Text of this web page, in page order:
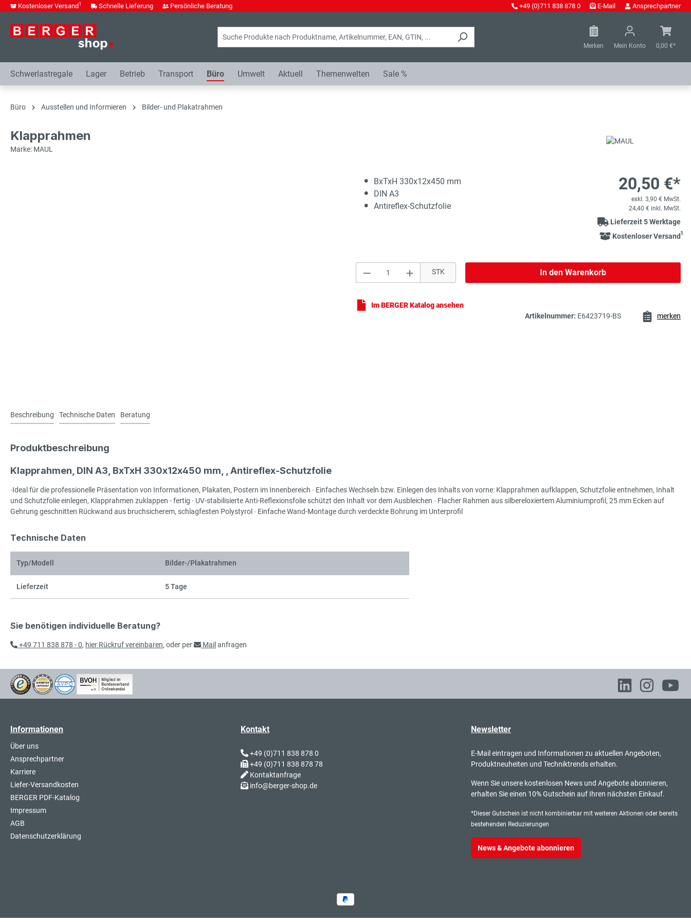
Zur Hauptnavigation springen
Kostenloser Versand1 Schnelle Lieferung Persönliche Beratung +49 (0)711 838 878 0 E-Mail Ansprechpartner
Merken Mein Konto 0,00 €*
Schwerlastregale Lager Betrieb Transport Büro Umwelt Aktuell Themenwelten Sale %
Büro Ausstellen und Informieren Bilder- und Plakatrahmen
Klapprahmen
Marke: MAUL
BxTxH 330x12x450 mm
DIN A3
Antireflex-Schutzfolie
20,50 €*
exkl. 3,90 € MwSt.
24,40 € inkl. MwSt.
Lieferzeit 5 Werktage
Kostenloser Versand1
Produkt Anzahl: Gib den gewünschten Wert ein oder
STK In den Warenkorb
Im BERGER Katalog ansehen
Artikelnummer: E6423719-BS merken
Beschreibung Technische Daten Beratung
Produktbeschreibung
Klapprahmen, DIN A3, BxTxH 330x12x450 mm, , Antireflex-Schutzfolie
∙Ideal für die professionelle Präsentation von Informationen, Plakaten, Postern im Innenbereich ∙ Einfaches Wechseln bzw. Einlegen des Inhalts von vorne: Klapprahmen aufklappen, Schutzfolie entnehmen, Inhalt
und Schutzfolie einlegen, Klapprahmen zuklappen - fertig ∙ UV-stabilisierte Anti-Reflexionsfolie schützt den Inhalt vor dem Ausbleichen ∙ Flacher Rahmen aus silbereloxiertem Aluminiumprofil, 25 mm Ecken auf
Gehrung geschnitten Rückwand aus bruchsicherem, schlagfesten Polystyrol ∙ Einfache Wand-Montage durch verdeckte Bohrung im Unterprofil
Technische Daten
Typ/Modell Bilder-/Plakatrahmen
Lieferzeit 5 Tage
Sie benötigen individuelle Beratung?
+49 711 838 878 - 0, hier Rückruf vereinbaren, oder per Mail anfragen
Informationen
Über uns
Ansprechpartner
Karriere
Liefer-Versandkosten
BERGER PDF-Katalog
Impressum
AGB
Datenschutzerklärung
Kontakt
+49 (0)711 838 878 0
+49 (0)711 838 878 78
Kontaktanfrage
info@berger-shop.de
Newsletter
E-Mail eintragen und Informationen zu aktuellen Angeboten,
Produktneuheiten und Techniktrends erhalten.
Wenn Sie unsere kostenlosen News und Angebote abonnieren,
erhalten Sie einen 10% Gutschein auf Ihren nächsten Einkauf.
*Dieser Gutschein ist nicht kombinierbar mit weiteren Aktionen oder bereits
bestehenden Reduzierungen
News & Angebote abonnieren